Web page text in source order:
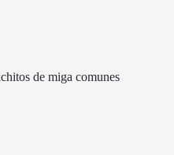
de miga comunes